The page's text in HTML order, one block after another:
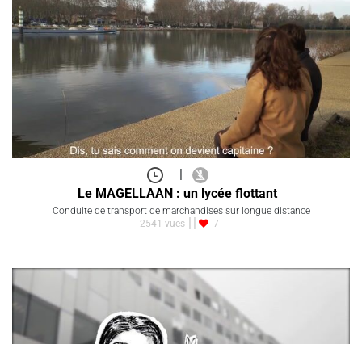
|
Le MAGELLAAN : un lycée flottant
Conduite de transport de marchandises sur longue distance
2541 vues
7